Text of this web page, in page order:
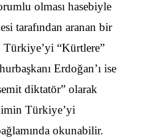
olması hasebiyle
tarafından aranan bir
Türkiye’yi “Kürtlere”
Erdoğan’ı ise
diktatör” olarak
Türkiye’yi
okunabilir.